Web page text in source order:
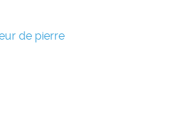
de pierre